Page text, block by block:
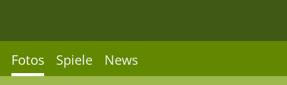
Fotos Spiele News